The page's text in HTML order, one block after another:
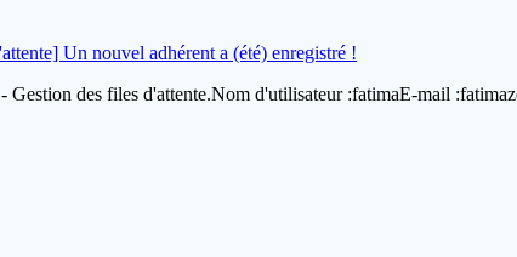
Un nouvel adhérent a (été) enregistré !
Gestion des files d'attente.Nom d'utilisateur :fatimaE-mail